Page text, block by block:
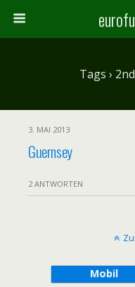
Tags ›
3. MAI 2013
Guernsey
2 ANTWORTEN
Mobil